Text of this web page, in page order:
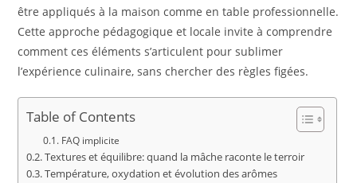
être appliqués à la maison comme en table professionnelle.
Cette approche pédagogique et locale invite à comprendre
comment ces éléments s’articulent pour sublimer
l’expérience culinaire, sans chercher des règles figées.
Table of Contents
FAQ implicite
Textures et équilibre: quand la mâche raconte le terroir
Température, oxydation et évolution des arômes